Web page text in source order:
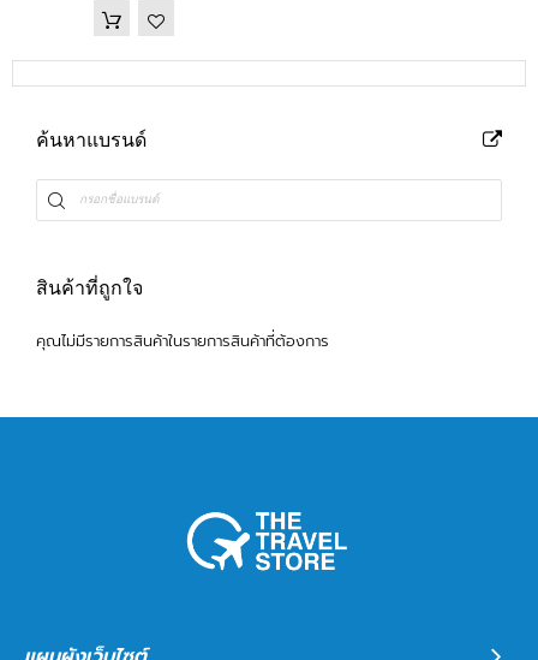
ค้นหาแบรนด์
สินค้าที่ถูกใจ
คุณไม่มีรายการสินค้าในรายการสินค้าที่ต้องการ